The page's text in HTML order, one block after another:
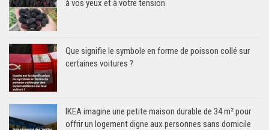
à vos yeux et à votre tension
Que signifie le symbole en forme de poisson collé sur
certaines voitures ?
IKEA imagine une petite maison durable de 34 m² pour
offrir un logement digne aux personnes sans domicile